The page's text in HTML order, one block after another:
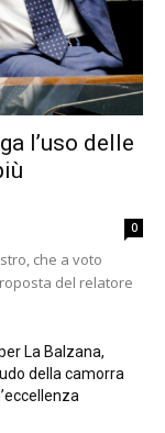
l’uso delle
0
che a voto
del relatore
La Balzana,
della camorra